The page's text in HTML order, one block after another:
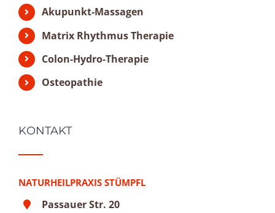
Akupunkt-Massagen
Matrix Rhythmus Therapie
Colon-Hydro-Therapie
Osteopathie
KONTAKT
NATURHEILPRAXIS STÜMPFL
Passauer Str. 20